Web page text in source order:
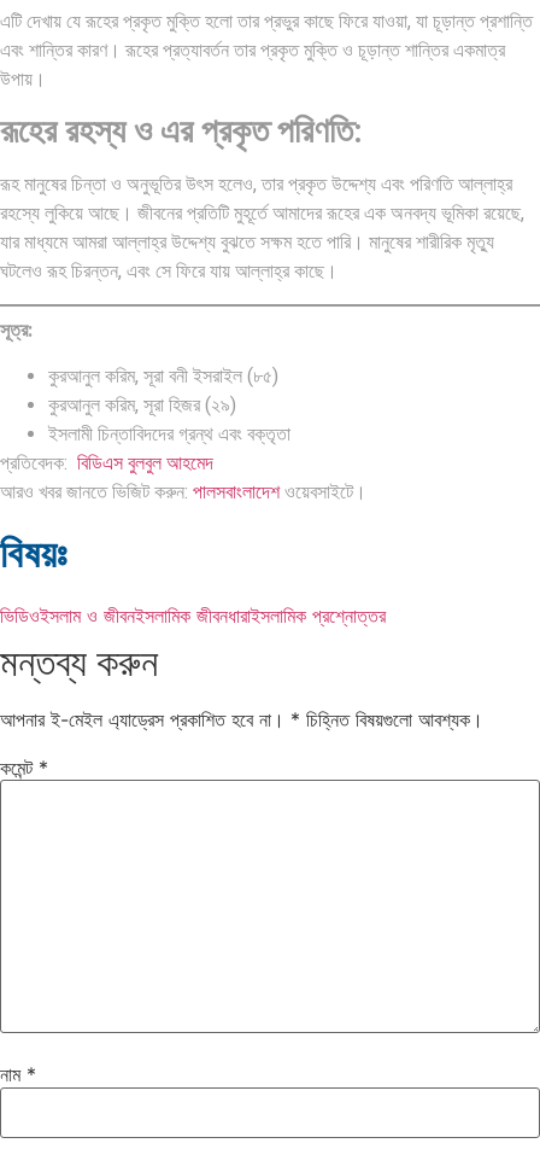
এটি দেখায় যে রূহের প্রকৃত মুক্তি হলো তার প্রভুর কাছে ফিরে যাওয়া, যা চূড়ান্ত প্রশান্তি
এবং শান্তির কারণ। রূহের প্রত্যাবর্তন তার প্রকৃত মুক্তি ও চূড়ান্ত শান্তির একমাত্র
উপায়।
রূহের রহস্য ও এর প্রকৃত পরিণতি:
রূহ মানুষের চিন্তা ও অনুভূতির উৎস হলেও, তার প্রকৃত উদ্দেশ্য এবং পরিণতি আল্লাহ্‌র
রহস্যে লুকিয়ে আছে। জীবনের প্রতিটি মুহূর্তে আমাদের রূহের এক অনবদ্য ভূমিকা রয়েছে,
যার মাধ্যমে আমরা আল্লাহ্‌র উদ্দেশ্য বুঝতে সক্ষম হতে পারি। মানুষের শারীরিক মৃত্যু
ঘটলেও রূহ চিরন্তন, এবং সে ফিরে যায় আল্লাহ্‌র কাছে।
সূত্র:
কুরআনুল করিম, সূরা বনী ইসরাইল (৮৫)
কুরআনুল করিম, সূরা হিজর (২৯)
ইসলামী চিন্তাবিদদের গ্রন্থ এবং বক্তৃতা
প্রতিবেদক: বিডিএস বুলবুল আহমেদ
আরও খবর জানতে ভিজিট করুন: পালসবাংলাদেশওয়েবসাইটে।
বিষয়ঃ
ভিডিওইসলাম ও জীবনইসলামিক জীবনধারাইসলামিক প্রশ্নোত্তর
মন্তব্য করুন
আপনার ই-মেইল এ্যাড্রেস প্রকাশিত হবে না। * চিহ্নিত বিষয়গুলো আবশ্যক।
কমেন্ট *
নাম *